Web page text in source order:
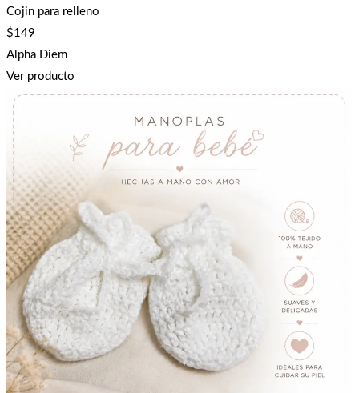
Cojin para relleno
$149
Alpha Diem
Ver producto